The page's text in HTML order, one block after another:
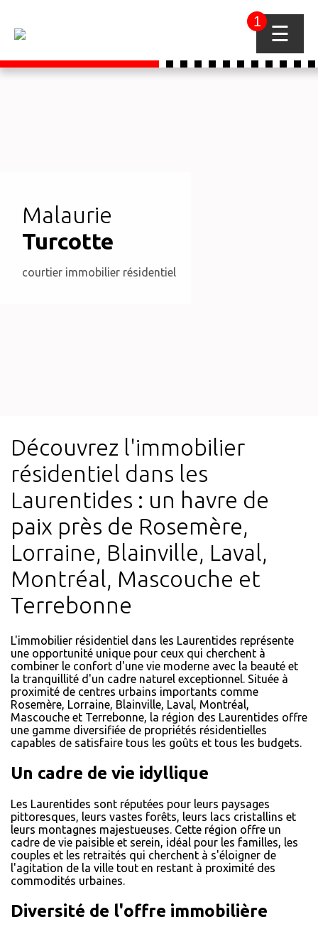
☰
1
Malaurie
Turcotte
courtier immobilier résidentiel
Découvrez l'immobilier
résidentiel dans les
Laurentides : un havre de
paix près de Rosemère,
Lorraine, Blainville, Laval,
Montréal, Mascouche et
Terrebonne
L'immobilier résidentiel dans les Laurentides représente
une opportunité unique pour ceux qui cherchent à
combiner le confort d'une vie moderne avec la beauté et
la tranquillité d'un cadre naturel exceptionnel. Située à
proximité de centres urbains importants comme
Rosemère, Lorraine, Blainville, Laval, Montréal,
Mascouche et Terrebonne, la région des Laurentides offre
une gamme diversifiée de propriétés résidentielles
capables de satisfaire tous les goûts et tous les budgets.
Un cadre de vie idyllique
Les Laurentides sont réputées pour leurs paysages
pittoresques, leurs vastes forêts, leurs lacs cristallins et
leurs montagnes majestueuses. Cette région offre un
cadre de vie paisible et serein, idéal pour les familles, les
couples et les retraités qui cherchent à s'éloigner de
l'agitation de la ville tout en restant à proximité des
commodités urbaines.
Diversité de l'offre immobilière